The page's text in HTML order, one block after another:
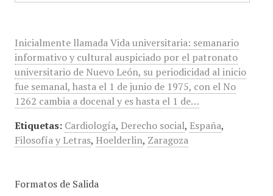
Inicialmente llamada Vida universitaria: semanario
informativo y cultural auspiciado por el patronato
universitario de Nuevo León, su periodicidad al inicio
fue semanal, hasta el 1 de junio de 1975, con el No
1262 cambia a docenal y es hasta el 1 de…
Etiquetas: Cardiología, Derecho social, España,
Filosofía y Letras, Hoelderlin, Zaragoza
Formatos de Salida